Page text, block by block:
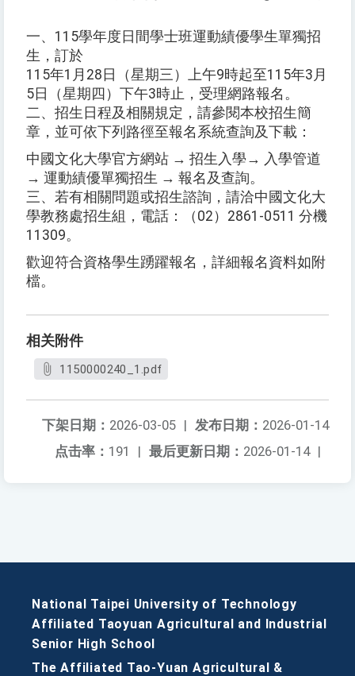
一、115學年度日間學士班運動績優學生單獨招
生，訂於
115年1月28日（星期三）上午9時起至115年3月
5日（星期四）下午3時止，受理網路報名。
二、招生日程及相關規定，請參閱本校招生簡
章，並可依下列路徑至報名系統查詢及下載：
中國文化大學官方網站 → 招生入學→ 入學管道
→ 運動績優單獨招生 → 報名及查詢。
三、若有相關問題或招生諮詢，請洽中國文化大
學教務處招生組，電話：（02）2861-0511 分機
11309。
歡迎符合資格學生踴躍報名，詳細報名資料如附
檔。
相关附件
1150000240_1.pdf
发布日期： 2026-01-14
下架日期： 2026-03-05 |
最后更新日期： 2026-01-14 |
点击率： 191 |
National Taipei University of Technology
Affiliated Taoyuan Agricultural and Industrial
Senior High School
The Affiliated Tao-Yuan Agricultural &